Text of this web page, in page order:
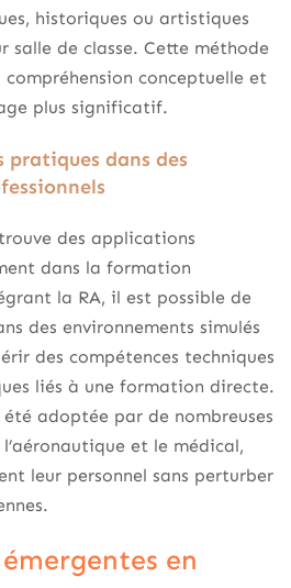
historiques ou artistiques
salle de classe. Cette méthode
conceptuelle et
plus significatif.
dans des
des applications
dans la formation
la RA, il est possible de
des environnements simulés
des compétences techniques
liés à une formation directe.
adoptée par de nombreuses
et le médical,
leur personnel sans perturber
en